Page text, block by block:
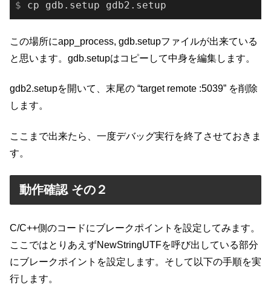
$ cp gdb.setup gdb2.setup
この場所にapp_process, gdb.setupファイルが出来ている
と思います。gdb.setupはコピーして中身を編集します。
gdb2.setupを開いて、末尾の “target remote :5039” を削除
します。
ここまで出来たら、一度デバッグ実行を終了させておきま
す。
動作確認 その２
C/C++側のコードにブレークポイントを設定してみます。
ここではとりあえずNewStringUTFを呼び出している部分
にブレークポイントを設定します。そして以下の手順を実
行します。